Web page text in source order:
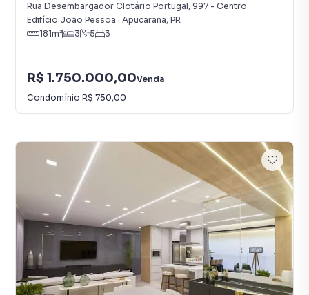
Rua Desembargador Clotário Portugal, 997 - Centro
Edifício João Pessoa · Apucarana, PR
181m² 3 5 3
R$ 1.750.000,00Venda
Condomínio R$ 750,00